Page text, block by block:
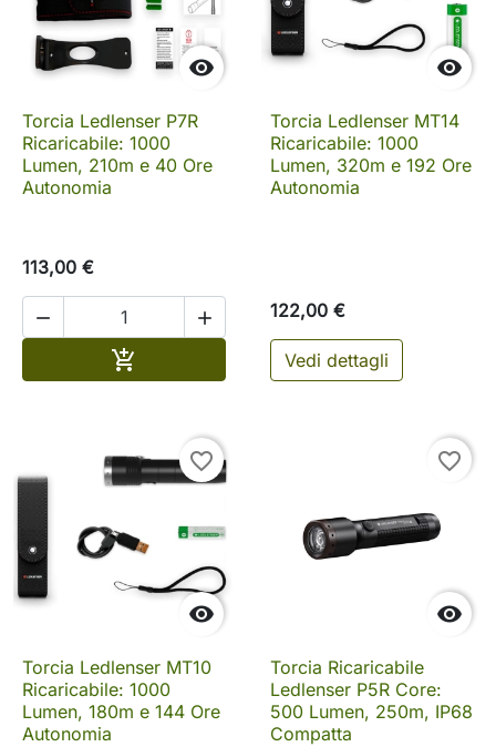

Torcia Ledlenser P7R
Ricaricabile: 1000
Lumen, 210m e 40 Ore
Autonomia
113,00 €
 
 Aggiungi al carrello

Torcia Ledlenser MT14
Ricaricabile: 1000
Lumen, 320m e 192 Ore
Autonomia
122,00 €
Vedi dettagli

favorite_border
Torcia Ledlenser MT10
Ricaricabile: 1000
Lumen, 180m e 144 Ore
Autonomia

favorite_border
Torcia Ricaricabile
Ledlenser P5R Core:
500 Lumen, 250m, IP68
Compatta